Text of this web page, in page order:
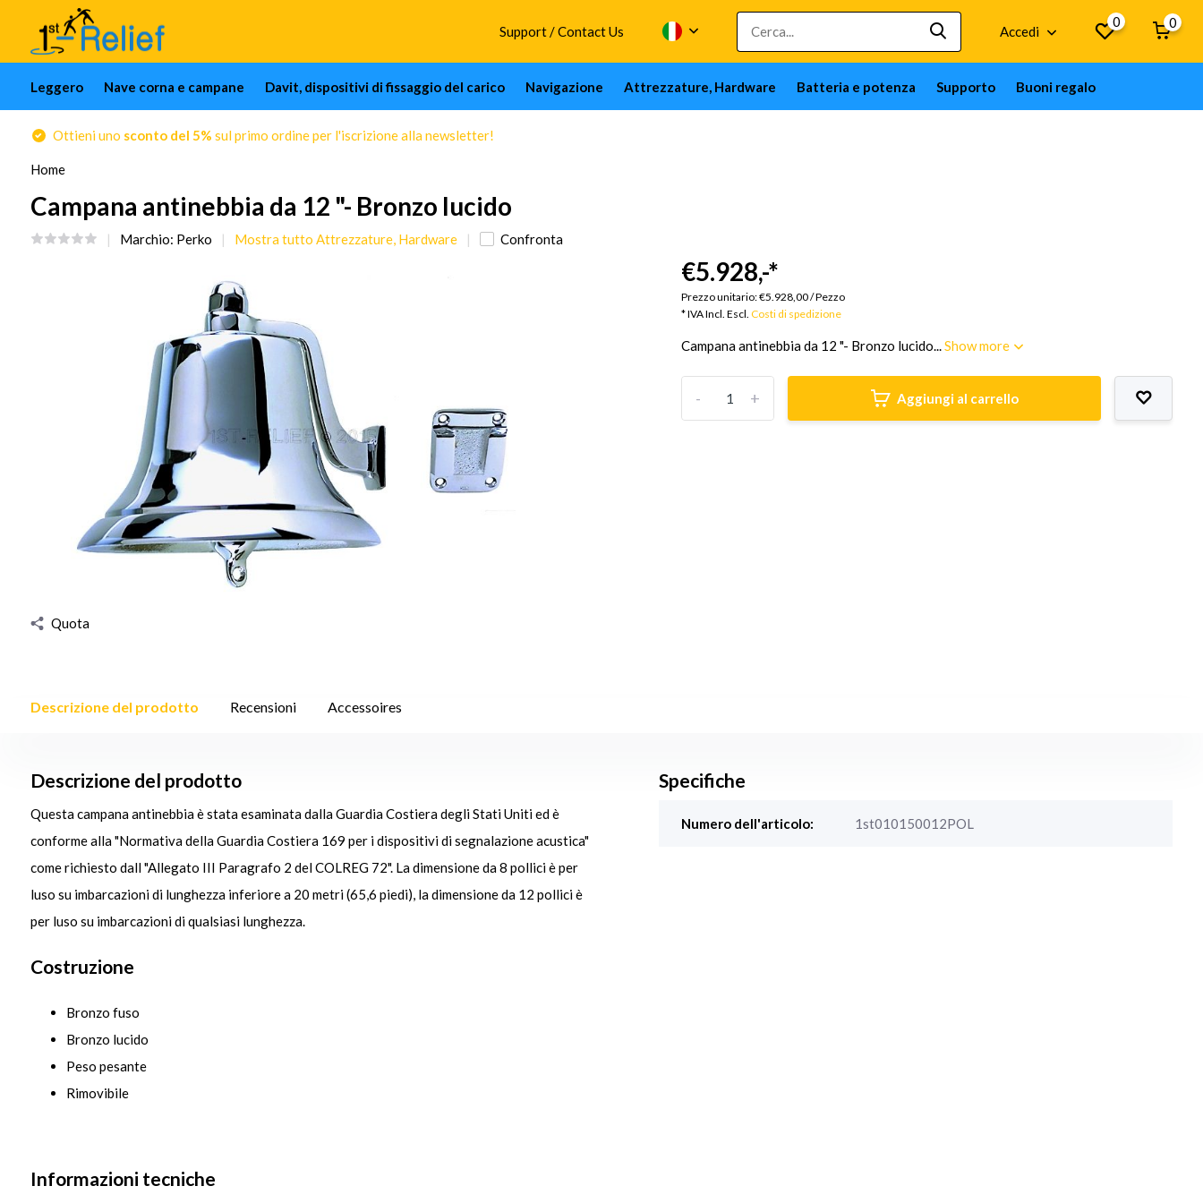
Support / Contact Us Accedi
0 0
Leggero Nave corna e campane Davit, dispositivi di fissaggio del carico Navigazione Attrezzature, Hardware Batteria e potenza Supporto Buoni regalo
Ottieni uno sconto del 5% sul primo ordine per l'iscrizione alla newsletter!
Home
Campana antinebbia da 12 "- Bronzo lucido
Marchio: Perko Mostra tutto Attrezzature, Hardware Confronta
Quota
€5.928,-*
Prezzo unitario:€5.928,00/Pezzo
* IVA Incl. Escl.Costi di spedizione
Campana antinebbia da 12 "- Bronzo lucido...Show more
+
- Aggiungi al carrello
Descrizione del prodotto Recensioni Accessoires
Descrizione del prodotto
Questa campana antinebbia è stata esaminata dalla Guardia Costiera degli Stati Uniti ed è
conforme alla "Normativa della Guardia Costiera 169 per i dispositivi di segnalazione acustica"
come richiesto dall "Allegato III Paragrafo 2 del COLREG 72". La dimensione da 8 pollici è per
luso su imbarcazioni di lunghezza inferiore a 20 metri (65,6 piedi), la dimensione da 12 pollici è
per luso su imbarcazioni di qualsiasi lunghezza.
Costruzione
Bronzo fuso
Bronzo lucido
Peso pesante
Rimovibile
Informazioni tecniche
Specifiche
Numero dell'articolo: 1st010150012POL